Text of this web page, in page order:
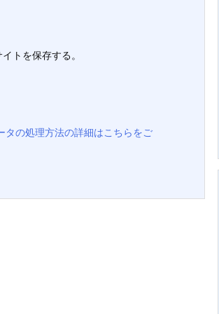
トを保存する。
タの処理方法の詳細はこちらをご